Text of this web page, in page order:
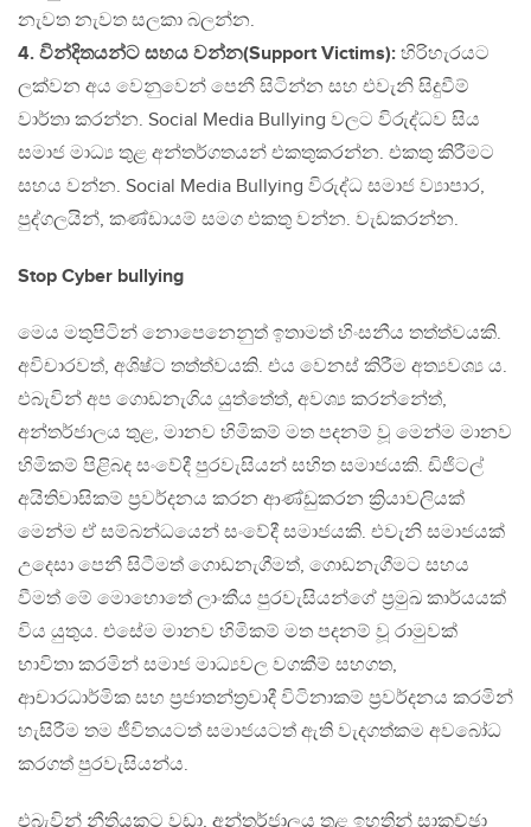
නැවත නැවත සලකා බලන්න.
4. වින්දිතයන්ට සහය වන්න(Support Victims): හිරිහැරයට
ලක්වන අය වෙනුවෙන් පෙනී සිටින්න සහ එවැනි සිදුවීම්
වාර්තා කරන්න. Social Media Bullying වලට විරුද්ධව සිය
සමාජ මාධ්‍ය තුළ අන්තර්ගතයන් එකතුකරන්න. එකතු කිරීමට
සහය වන්න. Social Media Bullying විරුද්ධ සමාජ ව්‍යාපාර,
පුද්ගලයින්, කණ්ඩායම් සමග එකතු වන්න. වැඩකරන්න.
Stop Cyber bullying
මෙය මතුපිටින් නොපෙනෙනුත් ඉතාමත් හිංසනීය තත්ත්වයකි.
අවිචාරවත්, අශිෂ්ට තත්ත්වයකි. එය වෙනස් කිරීම අත්‍යවශ්‍ය ය.
එබැවින් අප ගොඩනැගිය යුත්තේත්, අවශ්‍ය කරන්නේත්,
අන්තර්ජාලය තුළ, මානව හිමිකම් මත පදනම් වූ මෙන්ම මානව
හිමිකම් පිළිබද සංවේදී පුරවැසියන් සහිත සමාජයකි. ඩිජිටල්
අයිතිවාසිකම් ප්‍රවර්දනය කරන ආණ්ඩුකරන ක්‍රියාවලියක්
මෙන්ම ඒ සම්බන්ධයෙන් සංවේදී සමාජයකි. එවැනි සමාජයක්
උදෙසා පෙනී සිටීමත් ගොඩනැගීමත්, ගොඩනැගීමට සහය
වීමත් මේ මොහොතේ ලාංකීය පුරවැසියන්ගේ ප්‍රමුඛ කාර්යයක්
විය යුතුය. එසේම මානව හිමිකම් මත පදනම් වූ රාමුවක්
භාවිතා කරමින් සමාජ මාධ්‍යවල වගකීම් සහගත,
ආචාරධාර්මික සහ ප්‍රජාතන්ත්‍රවාදී විටිනාකම් ප්‍රවර්දනය කරමින්
හැසිරීම තම ජීවිතයටත් සමාජයටත් ඇති වැදගත්කම අවබෝධ
කරගත් පුරවැසියන්ය.
එබැවින් නීතියකට වඩා, අන්තර්ජාලය තුළ ඉහතින් සාකච්ඡා